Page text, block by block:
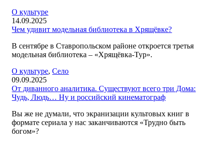
О культуре
14.09.2025
Чем удивит модельная библиотека в Хрящёвке?
В сентябре в Ставропольском районе откроется третья
модельная библиотека – «Хрящёвка-Тур».
О культуре,Село
09.09.2025
От диванного аналитика. Существуют всего три Дома:
Чудь, Людь… Ну и российский кинематограф
Вы же не думали, что экранизации культовых книг в
формате сериала у нас заканчиваются «Трудно быть
богом»?